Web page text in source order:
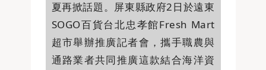
夏再掀話題。屏東縣政府2日於遠東
SOGO百貨台北忠孝館Fresh Mart
超市舉辦推廣記者會，攜手職農與
通路業者共同推廣這款結合海洋資